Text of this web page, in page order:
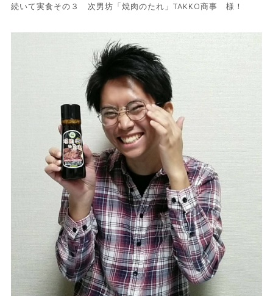
続いて実食その３ 次男坊「焼肉のたれ」TAKKO商事 様！